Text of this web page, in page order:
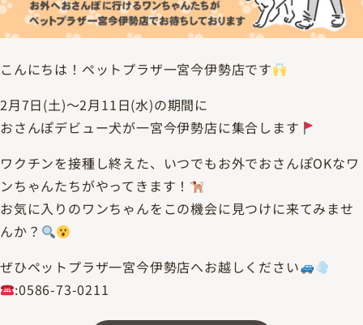
こんにちは！ペットプラザ一宮今伊勢店です
2月7日(土)～2月11日(水)の期間に
おさんぽデビュー犬が一宮今伊勢店に集合します
ワクチンを接種し終えた、いつでもお外でおさんぽOKなワ
ンちゃんたちがやってきます！
お気に入りのワンちゃんをこの機会に見つけに来てみませ
んか？
ぜひペットプラザ一宮今伊勢店へお越しください
:0586-73-0211